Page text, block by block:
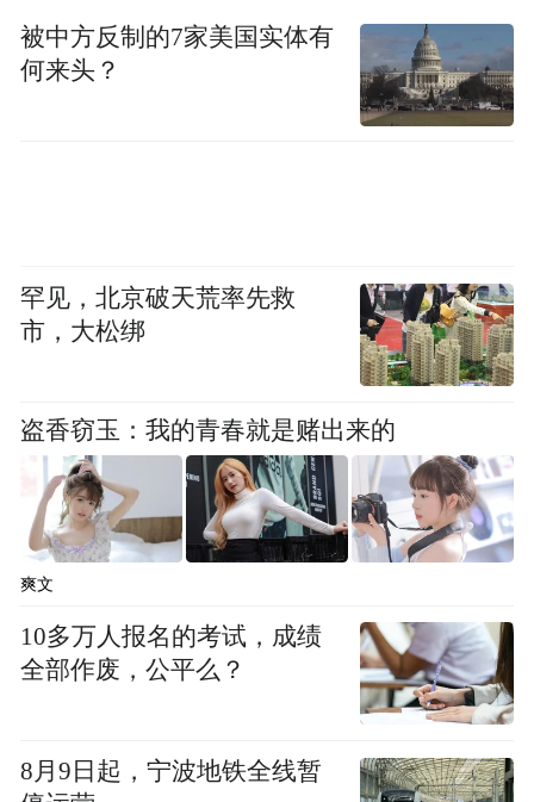
短篇集《黑夜的狂欢》是韩江的第一部作品，韩
版原名《丽水之爱》，收录了包括《丽水之爱》在
着，丽水湾冰冷的海流也应该与那些像瘀了
血的肌肤一样暗青色的岛屿纠缠在一起”，受
伤的女性身体与城市的海岸线交融在一起，
小说的开头已经暗示这是一段与丽水有关的
伤痕往事：首尔公寓，名叫正善的女人招来
了一位叫做慈欣的合租客，两人熟悉后，慈
欣向正善吐露了自己与丽水有关的孤儿身
世，这让正善回想起幼年时发生在丽水的一
桩家庭意外。小说以正善的视角展开，在开
往丽水的火车上，她看着窗外的风景，同时
回忆与慈欣相识到慈欣搬离公寓的经历。
小说里，正善与慈欣是完全不同的两个角
被中方反制的7家美国实体有
何来头？
罕见，北京破天荒率先救
市，大松绑
盗香窃玉：我的青春就是赌出来的
爽文
10多万人报名的考试，成绩
全部作废，公平么？
8月9日起，宁波地铁全线暂